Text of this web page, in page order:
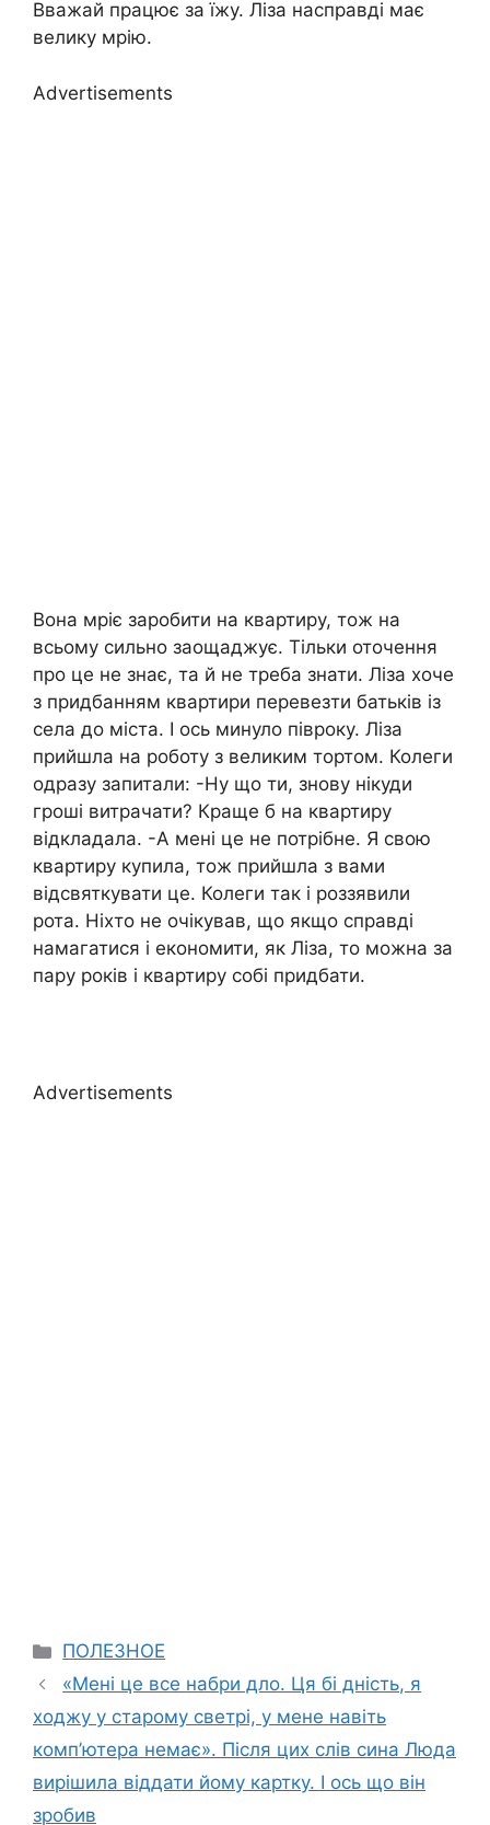
Вважай працює за їжу. Ліза насправді має
велику мрію.
Advertisements
Вона мріє заробити на квартиру, тож на
всьому сильно заощаджує. Тільки оточення
про це не знає, та й не треба знати. Ліза хоче
з придбанням квартири перевезти батьків із
села до міста. І ось минуло півроку. Ліза
прийшла на роботу з великим тортом. Колеги
одразу запитали: -Ну що ти, знову нікуди
гроші витрачати? Краще б на квартиру
відкладала. -А мені це не потрібне. Я свою
квартиру купила, тож прийшла з вами
відсвяткувати це. Колеги так і роззявили
рота. Ніхто не очікував, що якщо справді
намагатися і економити, як Ліза, то можна за
пару років і квартиру собі придбати.
Advertisements
Categories
ПОЛЕЗНОЕ
«Мені це все набри дло. Ця бі дність, я
ходжу у старому светрі, у мене навіть
комп’ютера немає». Після цих слів сина Люда
вирішила віддати йому картку. І ось що він
зробив